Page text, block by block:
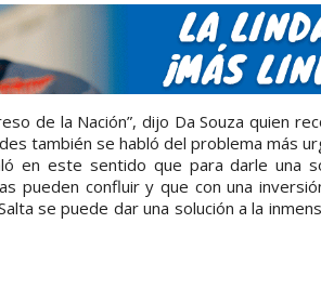
de la Nación”, dijo Da Souza quien
también se habló del problema más
en este sentido que para darle una
pueden confluir y que con una
se puede dar una solución a la